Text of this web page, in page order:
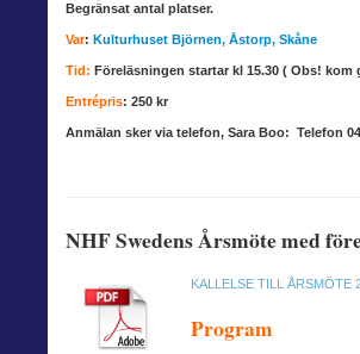
Begränsat antal platser.
Var: Kulturhuset Björnen, Åstorp, Skåne
Tid: Föreläsningen startar kl 15.30 ( Obs! kom
Entrépris: 250 kr
Anmälan sker via telefon, Sara Boo: Telefon
NHF Swedens Årsmöte med
KALLELSE TILL ÅRSMÖTE
Program